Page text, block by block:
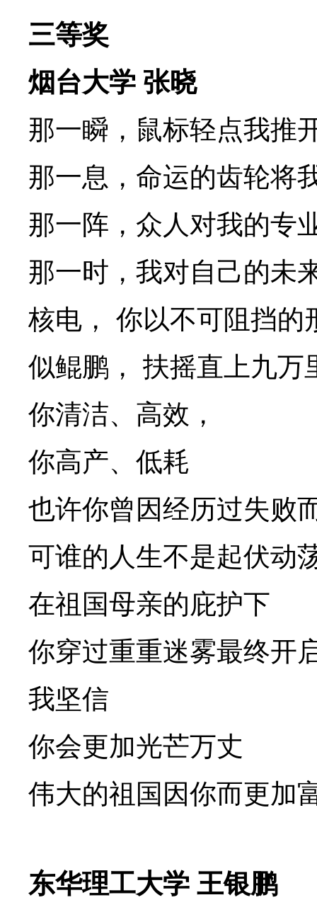
三等奖
烟台大学 张晓
那一瞬，鼠标轻点我推
那一息，命运的齿轮将
那一阵，众人对我的专
那一时，我对自己的未
核电，
你以不可阻挡的
似鲲鹏，
扶摇直上九万
你清洁、高效，
你高产、低耗
也许你曾因经历过失败
可谁的人生不是起伏动
在祖国母亲的庇护下
你穿过重重迷雾最终开
我坚信
你会更加光芒万丈
伟大的祖国因你而更加
东华理工大学 王银鹏